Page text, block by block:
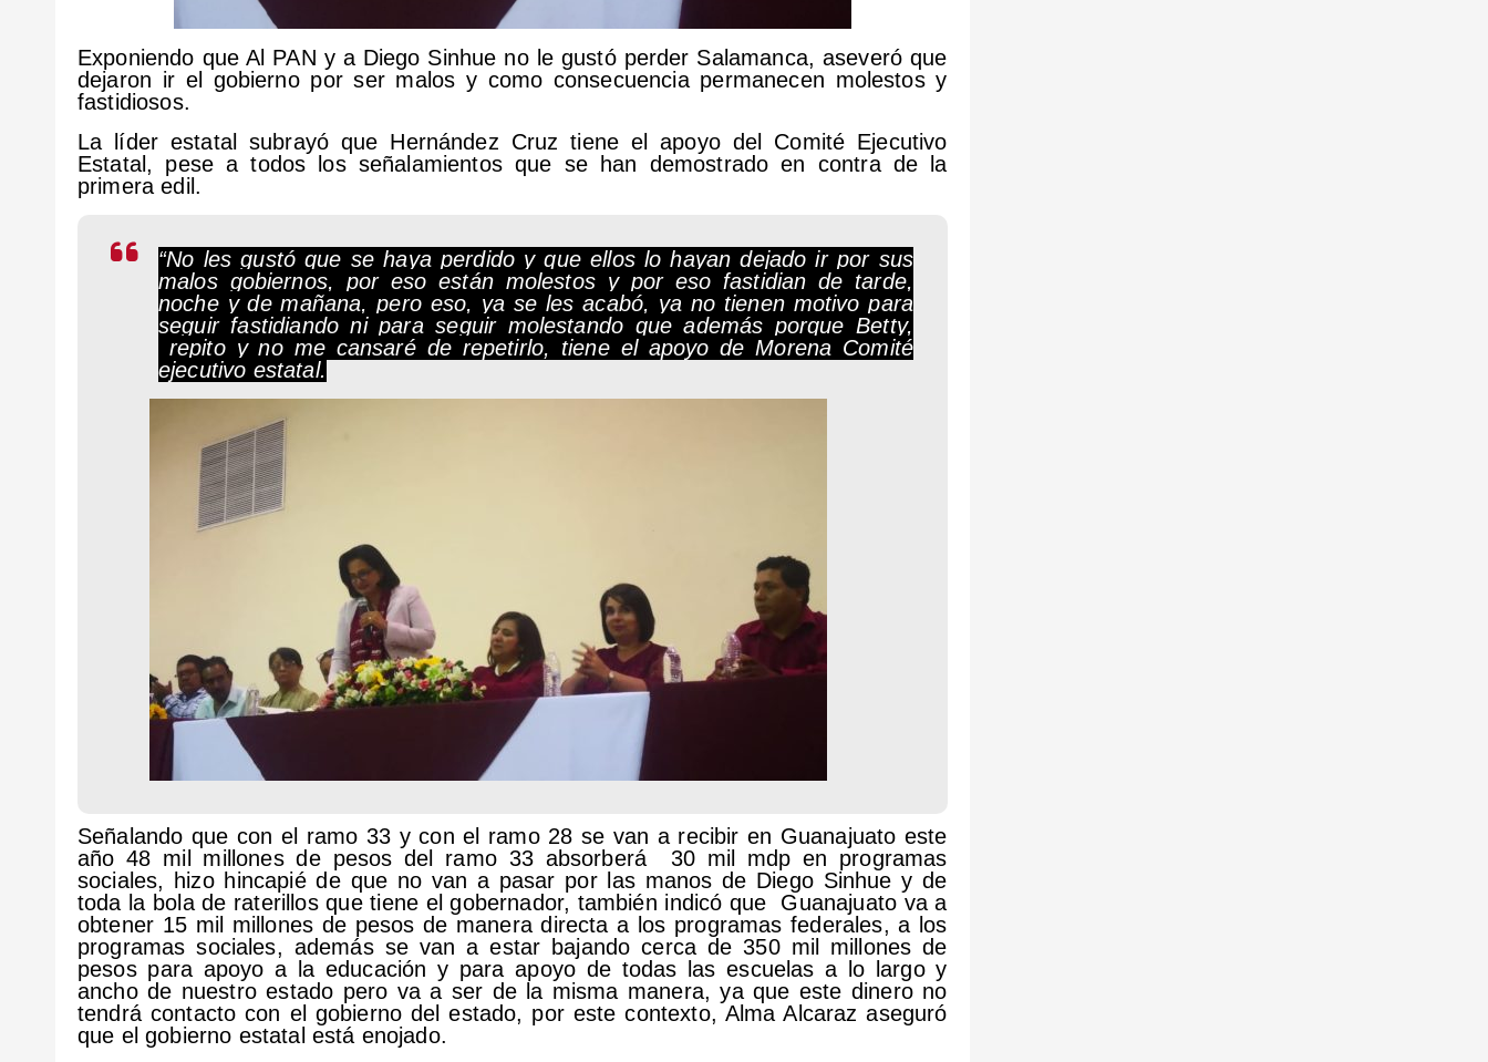
Exponiendo que Al PAN y a Diego Sinhue no le gustó perder Salamanca, aseveró que
dejaron ir el gobierno por ser malos y como consecuencia permanecen molestos y
fastidiosos.
La líder estatal subrayó que Hernández Cruz tiene el apoyo del Comité Ejecutivo
Estatal, pese a todos los señalamientos que se han demostrado en contra de la
primera edil.
“No les gustó que se haya perdido y que ellos lo hayan dejado ir por sus
malos gobiernos, por eso están molestos y por eso fastidian de tarde,
noche y de mañana, pero eso, ya se les acabó, ya no tienen motivo para
seguir fastidiando ni para seguir molestando que además porque Betty,
repito y no me cansaré de repetirlo, tiene el apoyo de Morena Comité
ejecutivo estatal.
Señalando que con el ramo 33 y con el ramo 28 se van a recibir en Guanajuato este
año 48 mil millones de pesos del ramo 33 absorberá 30 mil mdp en programas
sociales, hizo hincapié de que no van a pasar por las manos de Diego Sinhue y de
toda la bola de raterillos que tiene el gobernador, también indicó que Guanajuato va a
obtener 15 mil millones de pesos de manera directa a los programas federales, a los
programas sociales, además se van a estar bajando cerca de 350 mil millones de
pesos para apoyo a la educación y para apoyo de todas las escuelas a lo largo y
ancho de nuestro estado pero va a ser de la misma manera, ya que este dinero no
tendrá contacto con el gobierno del estado, por este contexto, Alma Alcaraz aseguró
que el gobierno estatal está enojado.